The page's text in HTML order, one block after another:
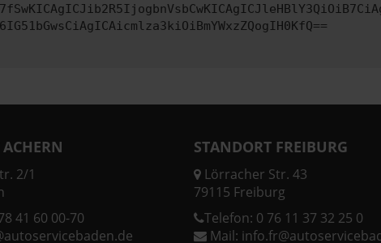
2/1
41 60 00-70
STANDORT FREIBURG
Lörracher Str. 43
79115 Freiburg
Telefon: 0 76 11 37 32 25 0
Mail: